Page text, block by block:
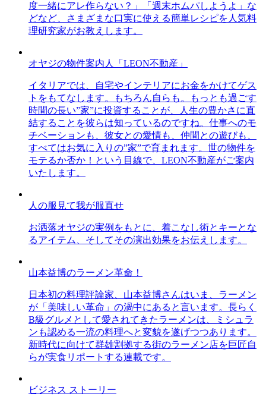
度一緒にアレ作らない？」「週末ホムパしようよ」な
どなど、さまざまな口実に使える簡単レシピを人気料
理研究家がお教えします。
オヤジの物件案内人「LEON不動産」
イタリアでは、自宅やインテリアにお金をかけてゲス
トをもてなします。もちろん自らも。もっとも過ごす
時間の長い”家”に投資することが、人生の豊かさに直
結することを彼らは知っているのですね。仕事へのモ
チベーションも、彼女との愛情も、仲間との遊びも、
すべてはお気に入りの”家”で育まれます。世の物件を
モテるか否か！という目線で、LEON不動産がご案内
いたします。
人の服見て我が服直せ
お洒落オヤジの実例をもとに、着こなし術とキーとな
るアイテム、そしてその演出効果をお伝えします。
山本益博のラーメン革命！
日本初の料理評論家、山本益博さんはいま、ラーメン
が「美味しい革命」の渦中にあると言います。長らく
B級グルメとして愛されてきたラーメンは、ミシュラ
ンも認める一流の料理へと変貌を遂げつつあります。
新時代に向けて群雄割拠する街のラーメン店を巨匠自
らが実食リポートする連載です。
ビジネス ストーリー